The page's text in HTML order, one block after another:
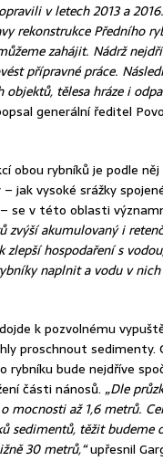
v letech 2013 a
rekonstrukce Předního
zahájit. Nádrž
přípravné práce.
objektů, tělesa hráze i
generální ředitel
obou rybníků je podle
jak vysoké srážky
se v této oblasti
zvýší akumulovaný i
zlepší hospodaření s
naplnit a vodu v nich
k pozvolnému
proschnout sedimenty.
rybníku bude nejdříve
části nánosů. „Dle
mocnosti až 1,6 metrů.
sedimentů, těžit budeme
30 metrů,“upřesnil